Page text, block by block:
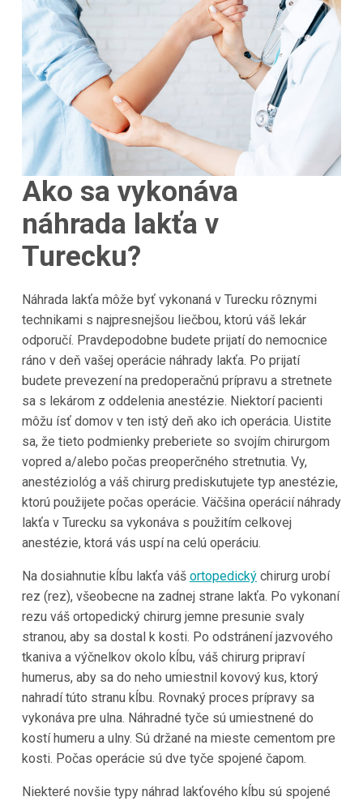
Ako sa vykonáva
náhrada lakťa v
Turecku?
Náhrada lakťa môže byť vykonaná v Turecku rôznymi
technikami s najpresnejšou liečbou, ktorú váš lekár
odporučí. Pravdepodobne budete prijatí do nemocnice
ráno v deň vašej operácie náhrady lakťa. Po prijatí
budete prevezení na predoperačnú prípravu a stretnete
sa s lekárom z oddelenia anestézie. Niektorí pacienti
môžu ísť domov v ten istý deň ako ich operácia. Uistite
sa, že tieto podmienky preberiete so svojím chirurgom
vopred a/alebo počas preoperčného stretnutia. Vy,
anestéziológ a váš chirurg prediskutujete typ anestézie,
ktorú použijete počas operácie. Väčšina operácií náhrady
lakťa v Turecku sa vykonáva s použitím celkovej
anestézie, ktorá vás uspí na celú operáciu.
Na dosiahnutie kĺbu lakťa váš ortopedickýchirurg urobí
rez (rez), všeobecne na zadnej strane lakťa. Po vykonaní
rezu váš ortopedický chirurg jemne presunie svaly
stranou, aby sa dostal k kosti. Po odstránení jazvového
tkaniva a výčnelkov okolo kĺbu, váš chirurg pripraví
humerus, aby sa do neho umiestnil kovový kus, ktorý
nahradí túto stranu kĺbu. Rovnaký proces prípravy sa
vykonáva pre ulna. Náhradné tyče sú umiestnené do
kostí humeru a ulny. Sú držané na mieste cementom pre
kosti. Počas operácie sú dve tyče spojené čapom.
Niekteré novšie typy náhrad lakťového kĺbu sú spojené